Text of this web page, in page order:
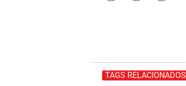
TAGS RELACIONADOS